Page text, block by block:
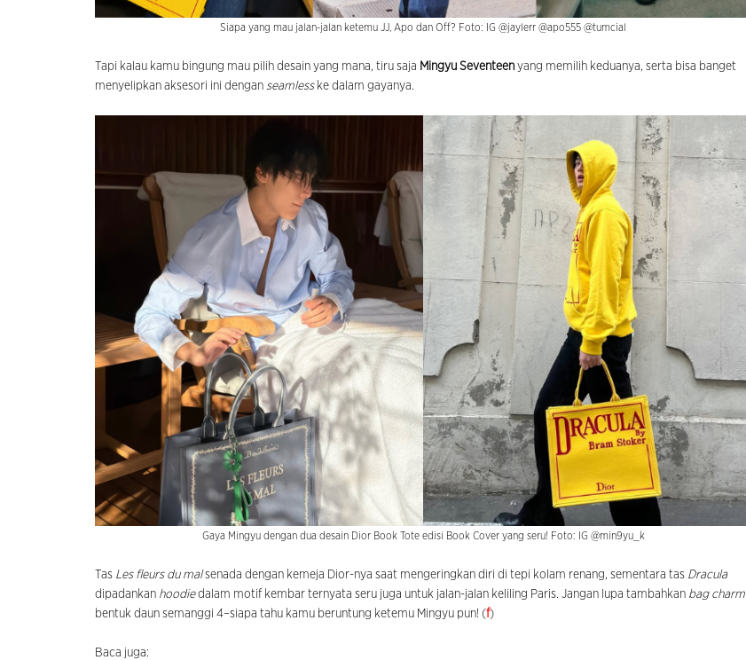
Siapa yang mau jalan-jalan ketemu JJ, Apo dan Off? Foto: IG @jaylerr @apo555 @tumcial
Tapi kalau kamu bingung mau pilih desain yang mana, tiru saja Mingyu Seventeen yang memilih keduanya, serta bisa banget
menyelipkan aksesori ini dengan seamless ke dalam gayanya.
Gaya Mingyu dengan dua desain Dior Book Tote edisi Book Cover yang seru! Foto: IG @min9yu_k
Tas Les fleurs du malsenada dengan kemeja Dior-nya saat mengeringkan diri di tepi kolam renang, sementara tas Dracula
dipadankan hoodiedalam motif kembar ternyata seru juga untuk jalan-jalan keliling Paris. Jangan lupa tambahkan bag charm
bentuk daun semanggi 4–siapa tahu kamu beruntung ketemu Mingyu pun! (f)
Baca juga: